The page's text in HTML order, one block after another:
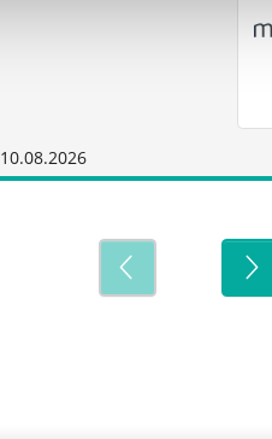
10.08.2026